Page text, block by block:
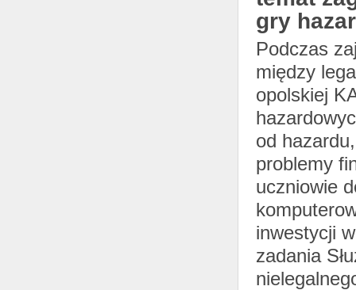
gry
Podczas
między
opolskiej
od
problemy
uczniowie
inwestycji
zadania